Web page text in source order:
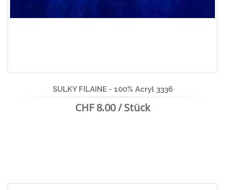
SULKY FILAINE - 100% Acryl 3336
CHF 8.00 / Stück